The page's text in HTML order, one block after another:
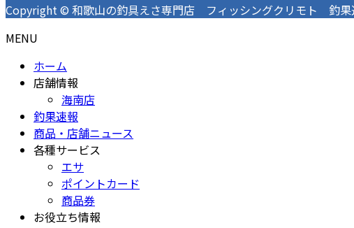
Copyright © 和歌山の釣具えさ専門店 フィッシングクリモト 釣果
MENU
ホーム
店舗情報
海南店
釣果速報
商品・店舗ニュース
各種サービス
エサ
ポイントカード
商品券
お役立ち情報